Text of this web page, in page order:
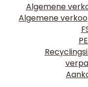
Algemene
Algemene